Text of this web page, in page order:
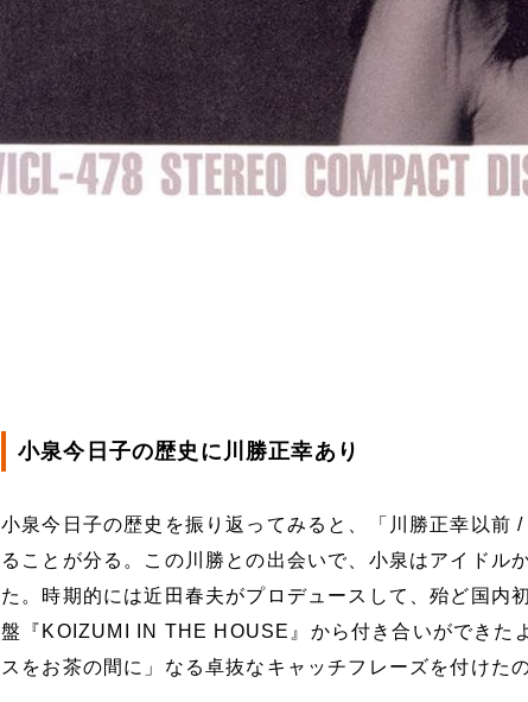
小泉今日子の歴史に川勝正幸あり
小泉今日子の歴史を振り返ってみると、「川勝正幸以前
ることが分る。この川勝との出会いで、小泉はアイドル
た。時期的には近田春夫がプロデュースして、殆ど国内
盤『KOIZUMI IN THE HOUSE』から付き合いができた
スをお茶の間に」なる卓抜なキャッチフレーズを付けた